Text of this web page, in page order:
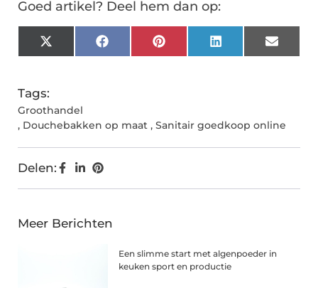
Goed artikel? Deel hem dan op:
X
(Twitter)
FacebookPinterestLinkedInEmail
Tags:
Groothandel
, Douchebakken op maat , Sanitair goedkoop online
Delen:
Meer Berichten
Een slimme start met algenpoeder in
keuken sport en productie